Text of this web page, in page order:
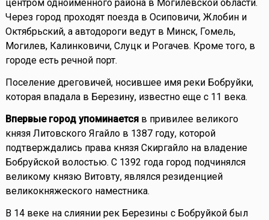
центром одноименного района в Могилевской области.
Через город проходят поезда в Осиповичи, Жлобин и
Октябрьский, а автодороги ведут в Минск, Гомель,
Могилев, Калинковичи, Слуцк и Рогачев. Кроме того, в
городе есть речной порт.
Поселение дреговичей, носившее имя реки Бобруйки,
которая впадала в Березину, известно еще с 11 века.
Впервые город упоминаетсяв привилее великого
князя Литовского Ягайло в 1387 году, которой
подтверждались права князя Скиргайло на владение
Бобруйской волостью. С 1392 года город подчинялся
великому князю Витовту, являлся резиденцией
великокняжеского наместника.
В 14 веке на слиянии рек Березины с Бобруйкой был